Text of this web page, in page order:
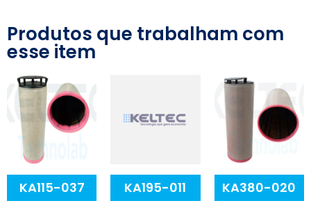
Produtos que trabalham com
esse item
KA115-037 KA195-011 KA380-020